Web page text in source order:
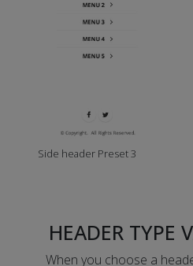
Side header Preset 3
HEADER TYPE
When you choose a